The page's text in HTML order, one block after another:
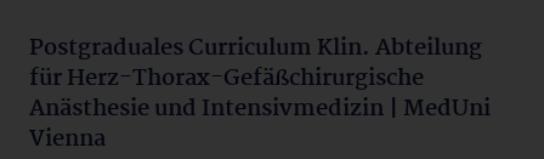
Postgraduales Curriculum Klin. Abteilung
für Herz-Thorax-Gefäßchirurgische
Anästhesie und Intensivmedizin | MedUni
Vienna